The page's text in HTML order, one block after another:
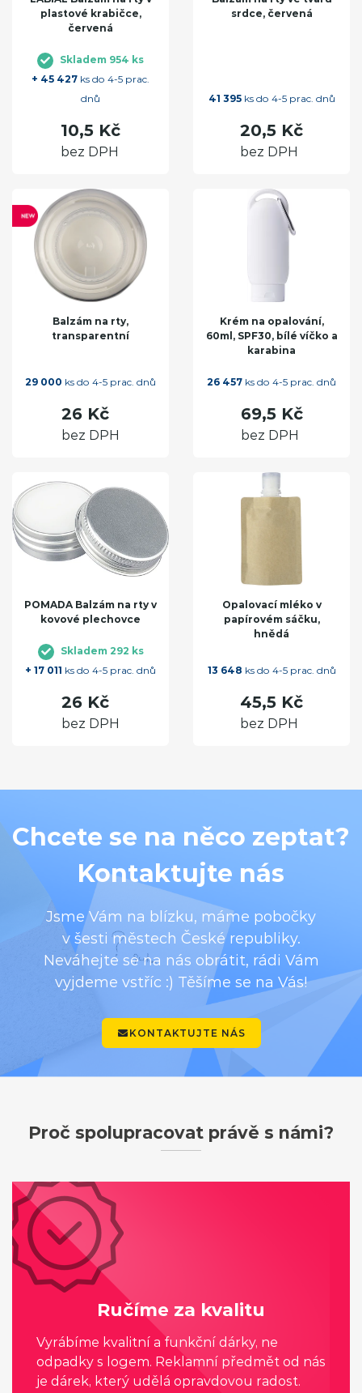
plastové krabičce,
červená
Skladem 954 ks
+ 45 427 ks do 4-5 prac.
dnů
10,5 Kč
bez DPH
srdce, červená
41 395ks do 4-5 prac. dnů
20,5 Kč
bez DPH
Balzám na rty,
transparentní
29 000 ks do 4-5 prac. dnů
26 Kč
bez DPH
Krém na opalování,
60ml, SPF30, bílé víčko a
karabina
26 457 ks do 4-5 prac. dnů
69,5 Kč
bez DPH
POMADA Balzám na rty v
kovové plechovce
Skladem 292 ks
+ 17 011 ks do 4-5 prac. dnů
26 Kč
bez DPH
Opalovací mléko v
papírovém sáčku,
hnědá
13 648 ks do 4-5 prac. dnů
45,5 Kč
bez DPH
Chcete se na něco zeptat?
Kontaktujte nás
Jsme Vám na blízku, máme pobočky
v šesti městech České republiky.
Neváhejte se na nás obrátit, rádi Vám
vyjdeme vstříc :) Těšíme se na Vás!
KONTAKTUJTE NÁS
Proč spolupracovat právě s námi?
Ručíme za kvalitu
Vyrábíme kvalitní a funkční dárky, ne
odpadky s logem. Reklamní předmět od nás
je dárek, který udělá opravdovou radost.